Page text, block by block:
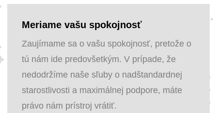
Meriame vašu spokojnosť
Zaujímame sa o vašu spokojnosť, pretože o
tú nám ide predovšetkým. V prípade, že
nedodržíme naše sľuby o nadštandardnej
starostlivosti a maximálnej podpore, máte
právo nám prístroj vrátiť.